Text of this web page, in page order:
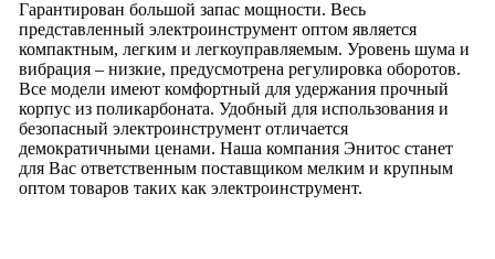
Гарантирован большой запас мощности. Весь
представленный электроинструмент оптом является
компактным, легким и легкоуправляемым. Уровень шума и
вибрация – низкие, предусмотрена регулировка оборотов.
Все модели имеют комфортный для удержания прочный
корпус из поликарбоната. Удобный для использования и
безопасный электроинструмент отличается
демократичными ценами. Наша компания Энитос станет
для Вас ответственным поставщиком мелким и крупным
оптом товаров таких как электроинструмент.